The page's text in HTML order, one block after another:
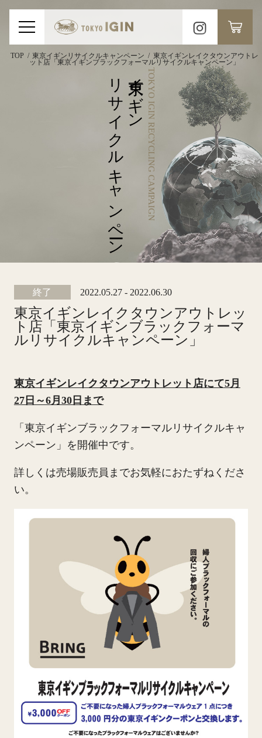
TOKYO IGIN RECYCLING CAMPAIGN
東京イギン
リサイクルキャンペーン
TOP 東京イギンリサイクルキャンペーン 東京イギンレイクタウンアウトレ
ット店「東京イギンブラックフォーマルリサイクルキャンペーン」
終了 2022.05.27 - 2022.06.30
東京イギンレイクタウンアウトレッ
ト店「東京イギンブラックフォーマ
ルリサイクルキャンペーン」
東京イギンレイクタウンアウトレット店にて5月
27日～6月30日まで
「東京イギンブラックフォーマルリサイクルキャ
ンペーン」を開催中です。
詳しくは売場販売員までお気軽におたずねくださ
い。